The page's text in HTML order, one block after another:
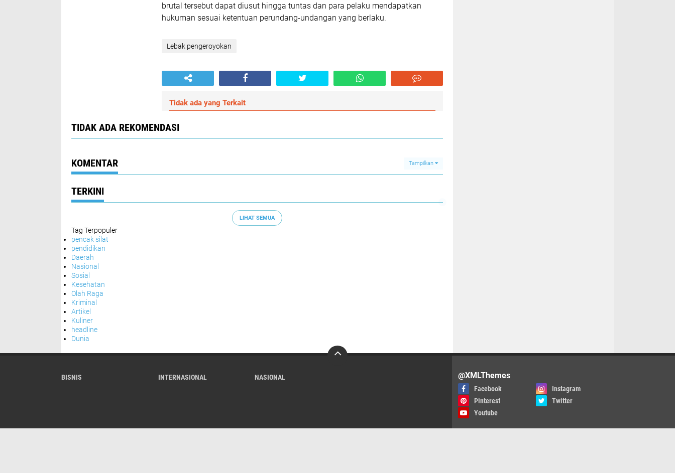
brutal tersebut dapat diusut hingga tuntas dan para pelaku mendapatkan
hukuman sesuai ketentuan perundang-undangan yang berlaku.
Lebak pengeroyokan
Tidak ada yang Terkait
TIDAK ADA REKOMENDASI
KOMENTAR Tampilkan
TERKINI
LIHAT SEMUA
Tag Terpopuler
pencak silat
pendidikan
Daerah
Nasional
Sosial
Kesehatan
Olah Raga
Kriminal
Artikel
Kuliner
headline
Dunia
BISNIS INTERNASIONAL NASIONAL @XMLThemes
Facebook
Instagram
Pinterest
Twitter
Youtube